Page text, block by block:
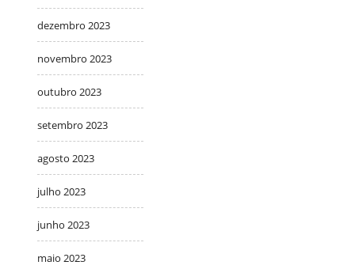
dezembro 2023
novembro 2023
outubro 2023
setembro 2023
agosto 2023
julho 2023
junho 2023
maio 2023